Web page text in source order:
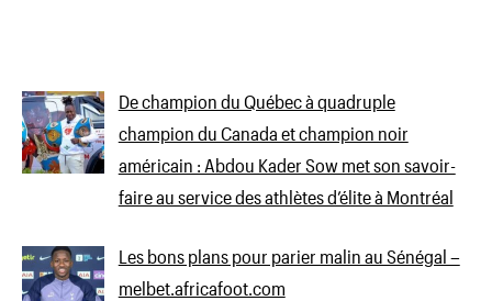
De champion du Québec à quadruple
champion du Canada et champion noir
américain : Abdou Kader Sow met son savoir-
faire au service des athlètes d’élite à Montréal
Les bons plans pour parier malin au Sénégal –
melbet.africafoot.com